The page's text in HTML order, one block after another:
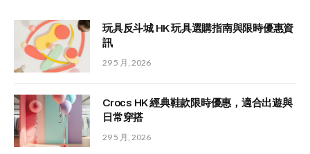
玩具反斗城 HK 玩具選購指南與限時優惠資
訊
29 5 月, 2026
Crocs HK 經典鞋款限時優惠，適合出遊與
日常穿搭
29 5 月, 2026